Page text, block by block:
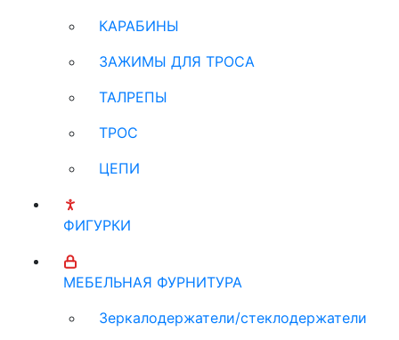
КАРАБИНЫ
ЗАЖИМЫ ДЛЯ ТРОСА
ТАЛРЕПЫ
ТРОС
ЦЕПИ
ФИГУРКИ
МЕБЕЛЬНАЯ ФУРНИТУРА
Зеркалодержатели/стеклодержатели